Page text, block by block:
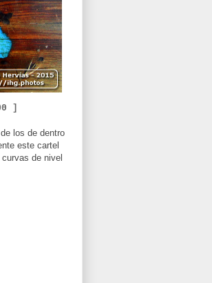
]
los de dentro
este cartel
de nivel